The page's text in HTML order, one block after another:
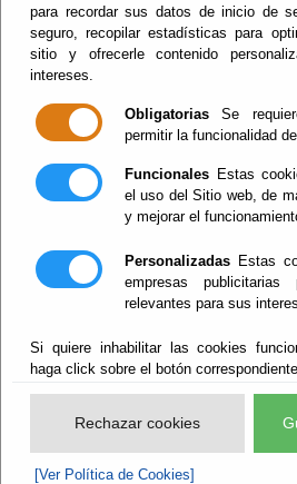
para recordar sus datos de inicio de
seguro, recopilar estadísticas para
sitio y ofrecerle contenido
intereses.
Obligatorias Se
permitir la funcionalidad
Funcionales Estas
el uso del Sitio web, de
y mejorar el
Personalizadas Estas
empresas publicitarias
relevantes para sus
Si quiere inhabilitar las cookies
haga click sobre el botón
Rechazar cookies
[Ver Política de Cookies]
Diputada Delegada Especia
Consorcios y Edificios
18/07/2023 hasta la